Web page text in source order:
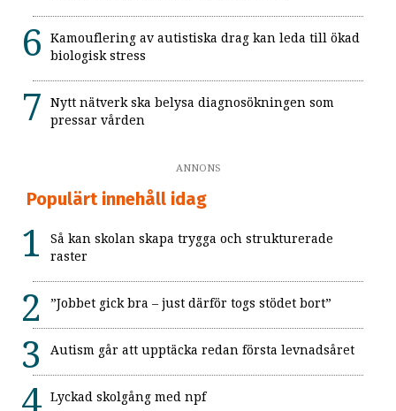
Kamouflering av autistiska drag kan leda till ökad
biologisk stress
Nytt nätverk ska belysa diagnosökningen som
pressar vården
ANNONS
Populärt innehåll idag
Så kan skolan skapa trygga och strukturerade
raster
”Jobbet gick bra – just därför togs stödet bort”
Autism går att upptäcka redan första levnadsåret
Lyckad skolgång med npf